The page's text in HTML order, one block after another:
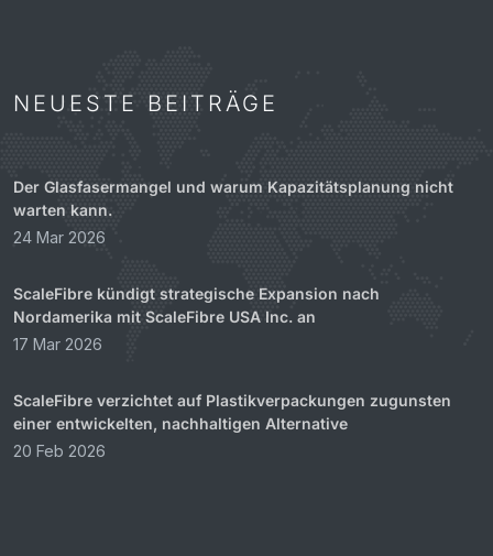
NEUESTE BEITRÄGE
Der Glasfasermangel und warum Kapazitätsplanung nicht
warten kann.
24 Mar 2026
ScaleFibre kündigt strategische Expansion nach
Nordamerika mit ScaleFibre USA Inc. an
17 Mar 2026
ScaleFibre verzichtet auf Plastikverpackungen zugunsten
einer entwickelten, nachhaltigen Alternative
20 Feb 2026